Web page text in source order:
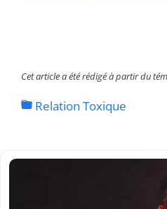
Cet article a été rédigé à partir du
Relation Toxique